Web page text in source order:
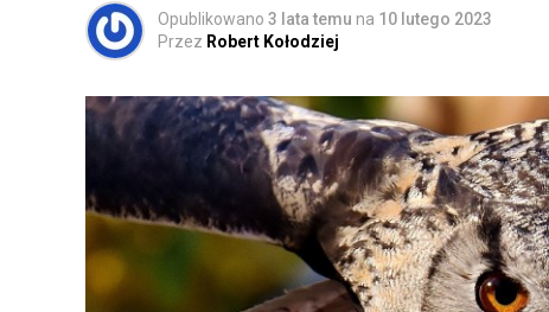
Opublikowano 3 lata temu na 10 lutego 2023
Przez Robert Kołodziej